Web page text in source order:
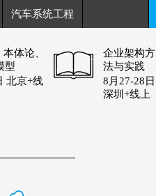
汽车系统工程
体论、
型
北京+线
企业架构方
法与实践
8月27-28日
深圳+线上